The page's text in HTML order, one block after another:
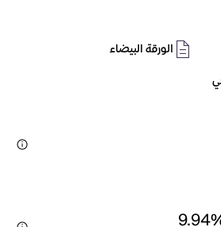
الورقة البيضاء